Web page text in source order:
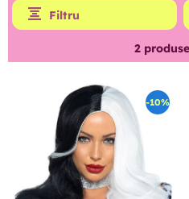
Filtru
2
-10%